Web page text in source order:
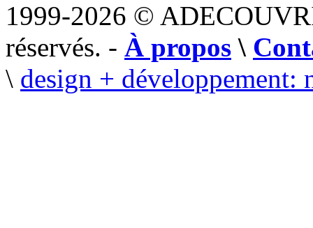
1999-2026 ©
réservés. - À propos \
\ design + développement: